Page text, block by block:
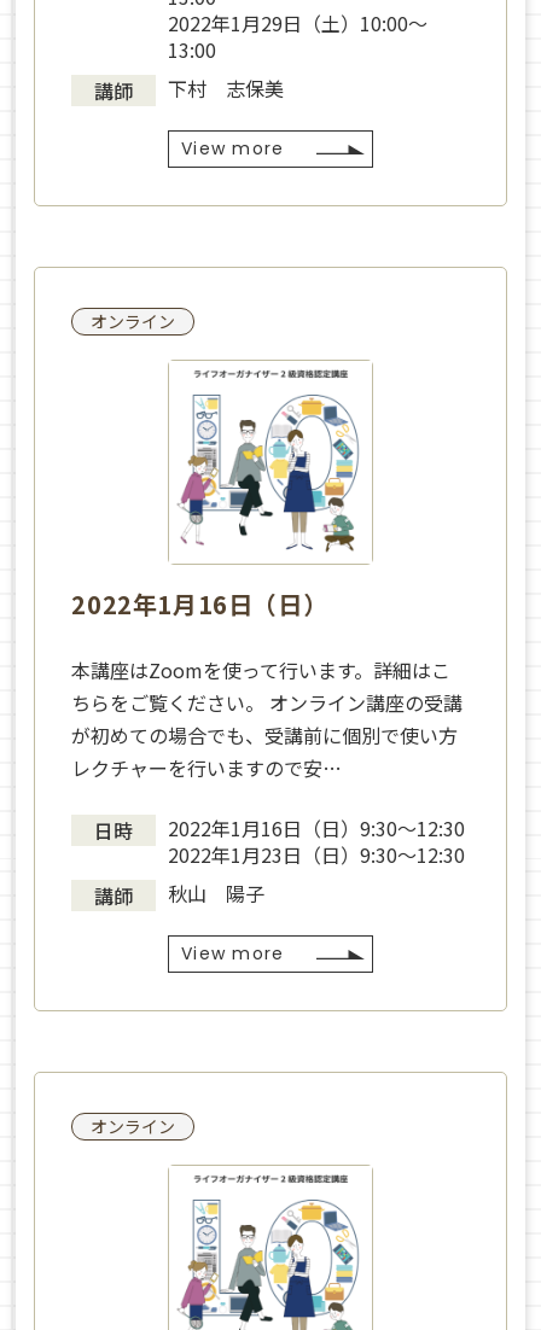
2022年1月29日（土）10:00〜
13:00
講師
下村 志保美
View more
オンライン
2022年1月16日（日）
本講座はZoomを使って行います。詳細はこ
ちらをご覧ください。 オンライン講座の受講
が初めての場合でも、受講前に個別で使い方
レクチャーを行いますので安…
日時
2022年1月16日（日）9:30〜12:30
2022年1月23日（日）9:30〜12:30
講師
秋山 陽子
View more
オンライン